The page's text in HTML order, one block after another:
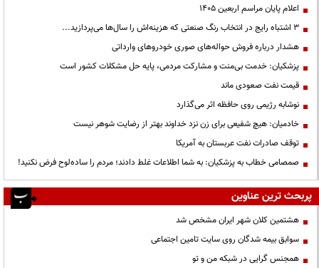
اعلام پایان مراسم اربعین ۱۴۰۵
3 اشتباه رایج در انتخاب رنگ صنعتی که هزینه‌اش را سال‌ها می‌پردازید...
هشدار درباره فروش حواله‌های صوری خودروهای وارداتی
پزشکیان: خدمت بی‌منت و مشارکت مردمی، پایه حل مشکلات کشور است
قیمت نفت صعودی ماند
نوشابه رژیمی روی حافظه اثر می‌گذارد
خادمیان: هیچ شفیعی برای زن نزد خداوند بهتر از رضایت شوهر نیست
توقف صادرات نفت عربستان به آمریکا
صمصامی خطاب به پزشکیان: به شما اطلاعات غلط دادند؛ مردم را ساده‌لوح فرض نکنید!
پربحث ترین عناوین
هشتمین کلان شهر ایران مشخص شد
سوابق بیمه شدگان روی سایت تامین اجتماعی
همجنس گرایی در شبکه من و تو